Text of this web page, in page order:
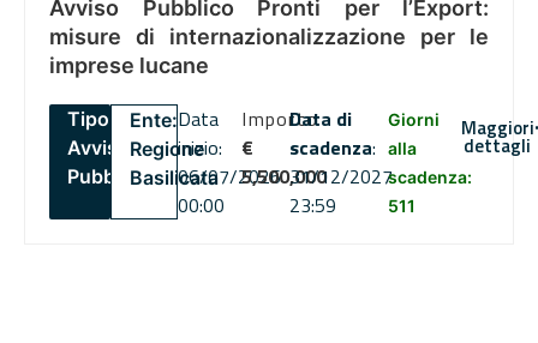
Avviso Pubblico Pronti per l’Export:
misure di internazionalizzazione per le
imprese lucane
Tipo:
Avviso
Pubblico
Ente:
Regione
Basilicata
Data
inizio:
06/07/2026
00:00
Importo
€
5,500,000
Data di
scadenza:
31/12/2027
23:59
Giorni
alla
scadenza:
511
Maggiori
dettagli